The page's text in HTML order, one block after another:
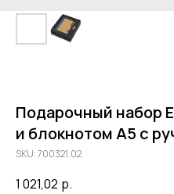
Подарочный набор
и блокнотом А5 с
SKU:700321.02
1 021,02 р.